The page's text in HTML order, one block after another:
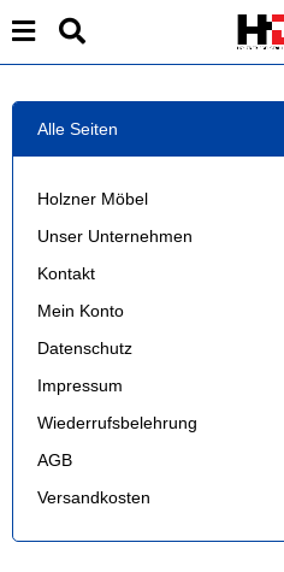
Alle Seiten
Holzner Möbel
Unser Unternehmen
Kontakt
Mein Konto
Datenschutz
Impressum
Wiederrufsbelehrung
AGB
Versandkosten